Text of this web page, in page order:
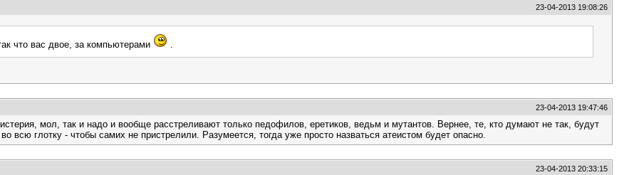
23-04-2013 19:08:26
что вас двое, за компьютерами .
23-04-2013 19:47:46
мол, так и надо и вообще расстреливают только педофилов, еретиков, ведьм и мутантов. Вернее, те, кто думают не так, будут
всю глотку - чтобы самих не пристрелили. Разумеется, тогда уже просто назваться атеистом будет опасно.
23-04-2013 20:33:15